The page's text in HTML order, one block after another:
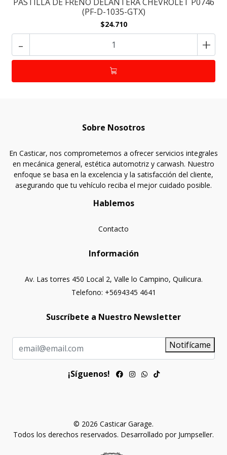
(PF-D-1035-GTX)
$24.710
- +
Sobre Nosotros
En Casticar, nos comprometemos a ofrecer servicios integrales
en mecánica general, estética automotriz y carwash. Nuestro
enfoque se basa en la excelencia y la satisfacción del cliente,
asegurando que tu vehículo reciba el mejor cuidado posible.
Hablemos
Contacto
Información
Av. Las torres 450 Local 2, Valle lo Campino, Quilicura.
Telefono: +5694345 4641
Suscríbete a Nuestro Newsletter
Notifícame
¡Síguenos!
© 2026 Casticar Garage.
Todos los derechos reservados. Desarrollado por Jumpseller.